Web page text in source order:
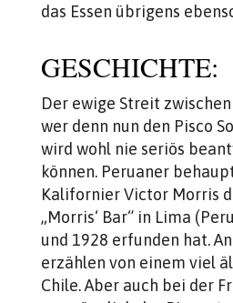
das Essen übrigens
GESCHICHTE:
Der ewige Streit
wer denn nun den Pisco
wird wohl nie seriös
können. Peruaner
Kalifornier Victor Morris
„Morris‘ Bar“ in Lima
und 1928 erfunden hat.
erzählen von einem viel
Chile. Aber auch bei der